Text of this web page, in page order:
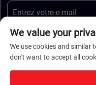
Droits d'auteur ©
We value your
We use cookies and similar
don't want to accept all